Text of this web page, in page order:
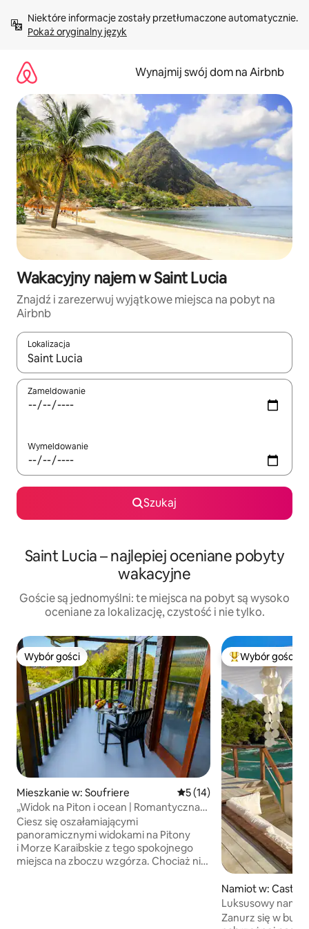
treści Pokaż oryginalny język
Wynajmij swój dom na Airbnb
Wakacyjny najem w Saint Lucia
Znajdź i zarezerwuj wyjątkowe miejsca na pobyt na
Airbnb
Lokalizacja
Gdy wyniki będą dostępne, możesz poruszać się po nich za
Zameldowanie
Wymeldowanie
Szukaj
Saint Lucia – najlepiej oceniane pobyty
wakacyjne
Goście są jednomyślni: te miejsca na pobyt są wysoko
oceniane za lokalizację, czystość i nie tylko.
Wybór gości
Wybór gości
Mieszkanie w: Soufriere Średnia ocena: 5 na 5,
5 (14)
„Widok na Piton i ocean | Romantyczna
oaza na balkonie”
Ciesz się oszałamiającymi
panoramicznymi widokami na Pitony
i Morze Karaibskie z tego spokojnego
miejsca na zboczu wzgórza. Chociaż nie
Wybór gości
Namiot w:
Luksusowy
Zanurz się w